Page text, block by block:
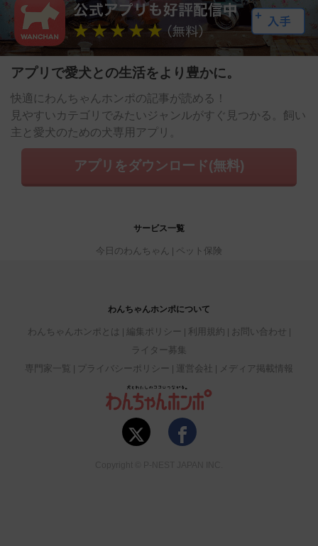
アプリで愛犬との生活をより豊かに。
快適にわんちゃんホンポの記事が読める！
見やすいカテゴリでみたいジャンルがすぐ見つかる。飼い
主と愛犬のための犬専用アプリ。
アプリをダウンロード(無料)
サービス一覧
今日のわんちゃん ペット保険
わんちゃんホンポについて
わんちゃんホンポとは 編集ポリシー 利用規約
お問い合わせ
ライター募集
専門家一覧
プライバシーポリシー 運営会社 メディア掲載情報